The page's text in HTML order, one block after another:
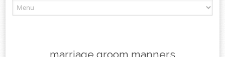
to
marriage groom manners